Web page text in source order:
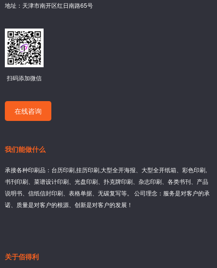
地址：天津市南开区红日南路65号
扫码添加微信
在线咨询
我们能做什么
承接各种印刷品：台历印刷,挂历印刷,大型全开海报、大型全开纸箱、彩色印刷,
书刊印刷、菜谱设计印刷、光盘印刷、扑克牌印刷、杂志印刷、各类书刊、产品
说明书、信纸信封印刷、表格单据、无碳复写等。 公司理念：服务是对客户的承
诺、质量是对客户的根源、创新是对客户的发展！
关于佰得利